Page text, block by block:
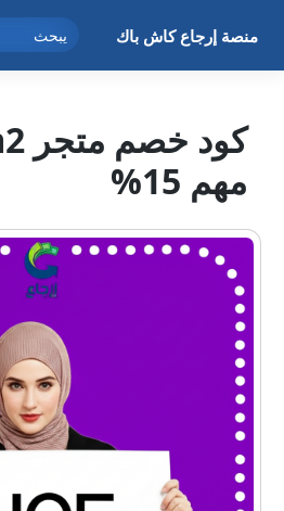
منصة إرجاع كاش باك
مهم 15%